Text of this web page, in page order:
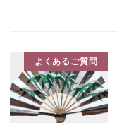
よくあるご質問